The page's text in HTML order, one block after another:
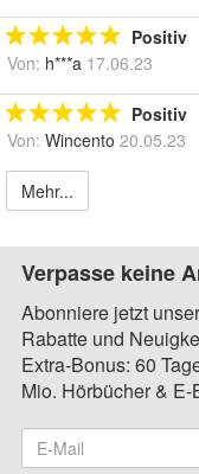
Positiv
Von: h***a 17.06.23
Positiv
Von: Wincento 20.05.23
Mehr...
Verpasse keine
Abonniere jetzt
Rabatte und
Extra-Bonus: 60
Mio. Hörbücher & E-